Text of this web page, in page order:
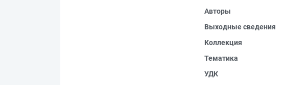
Авторы
Выходные сведения
Коллекция
Тематика
УДК